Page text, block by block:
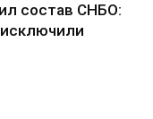
состав СНБО: